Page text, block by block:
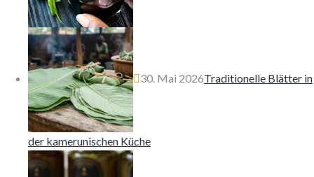
30. Mai 2026Traditionelle Blätter in
der kamerunischen Küche